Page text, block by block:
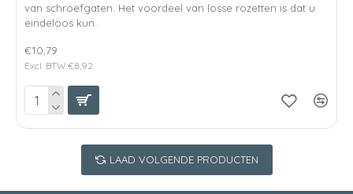
van schroefgaten. Het voordeel van losse rozetten is dat u
eindeloos kun..
€10,79
Excl. BTW:€8,92
LAAD VOLGENDE PRODUCTEN